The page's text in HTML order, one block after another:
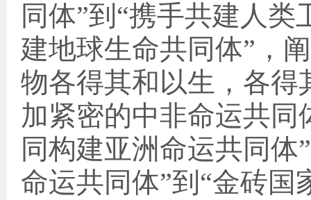
同体”到“携手共建人
建地球生命共同体”，
物各得其和以生，各得
加紧密的中非命运共同
同构建亚洲命运共同体
命运共同体”到“金砖